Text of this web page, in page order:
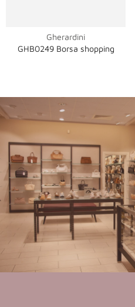
Gherardini
GHB0249 Borsa shopping